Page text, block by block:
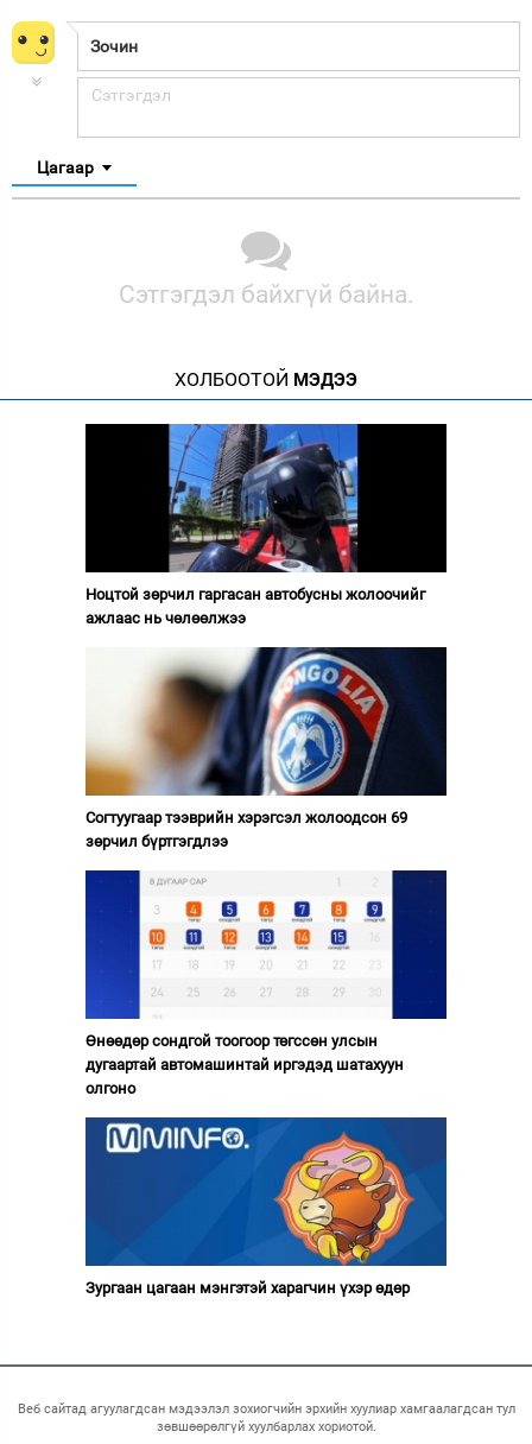
Цагаар
Сэтгэгдэл байхгүй байна.
ХОЛБООТОЙ МЭДЭЭ
Ноцтой зөрчил гаргасан автобусны жолоочийг
ажлаас нь чөлөөлжээ
Согтуугаар тээврийн хэрэгсэл жолоодсон 69
зөрчил бүртгэгдлээ
Өнөөдөр сондгой тоогоор төгссөн улсын
дугаартай автомашинтай иргэдэд шатахуун
олгоно
Зургаан цагаан мэнгэтэй харагчин үхэр өдөр
Веб сайтад агуулагдсан мэдээлэл зохиогчийн эрхийн хуулиар хамгаалагдсан тул
зөвшөөрөлгүй хуулбарлах хориотой.